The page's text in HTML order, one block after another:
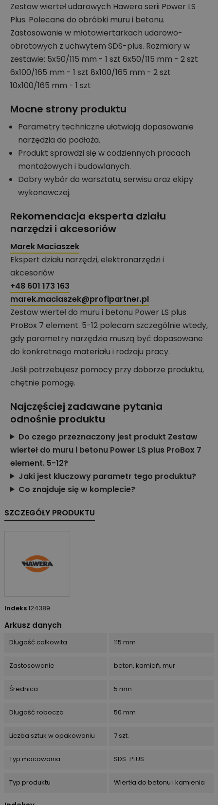
Zestaw wierteł udarowych Hawera serii Power LS
Plus. Polecane do obróbki muru i betonu.
Zastosowanie w młotowiertarkach udarowo-
obrotowych z uchwytem SDS-plus. Rozmiary w
zestawie: 5x50/115 mm - 1 szt 6x50/115 mm - 2 szt
6x100/165 mm - 1 szt 8x100/165 mm - 2 szt
10x100/165 mm - 1 szt
Mocne strony produktu
Parametry techniczne ułatwiają dopasowanie
narzędzia do podłoża.
Produkt sprawdzi się w codziennych pracach
montażowych i budowlanych.
Dobry wybór do warsztatu, serwisu oraz ekipy
wykonawczej.
Rekomendacja eksperta działu
narzędzi i akcesoriów
Marek Maciaszek
Ekspert działu narzędzi, elektronarzędzi i
akcesoriów
+48 601 173 163
marek.maciaszek@profipartner.pl
Zestaw wierteł do muru i betonu Power LS plus
ProBox 7 element. 5-12 polecam szczególnie wtedy,
gdy parametry narzędzia muszą być dopasowane
do konkretnego materiału i rodzaju pracy.
Jeśli potrzebujesz pomocy przy doborze produktu,
chętnie pomogę.
Najczęściej zadawane pytania
odnośnie produktu
Do czego przeznaczony jest produkt Zestaw
wierteł do muru i betonu Power LS plus ProBox 7
element. 5-12?
Jaki jest kluczowy parametr tego produktu?
Co znajduje się w komplecie?
SZCZEGÓŁY PRODUKTU
Indeks124389
Arkusz danych
Długość całkowita 115 mm
Zastosowanie beton, kamień, mur
Średnica 5 mm
Długość robocza 50 mm
Liczba sztuk w opakowaniu 7 szt.
Typ mocowania SDS-PLUS
Typ produktu Wiertła do betonu i kamienia